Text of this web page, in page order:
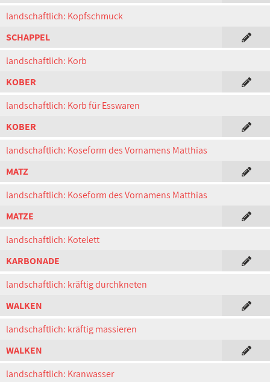
landschaftlich: Kopfschmuck
SCHAPPEL
landschaftlich: Korb
KOBER
landschaftlich: Korb für Esswaren
KOBER
landschaftlich: Koseform des Vornamens Matthias
MATZ
landschaftlich: Koseform des Vornamens Matthias
MATZE
landschaftlich: Kotelett
KARBONADE
landschaftlich: kräftig durchkneten
WALKEN
landschaftlich: kräftig massieren
WALKEN
landschaftlich: Kranwasser